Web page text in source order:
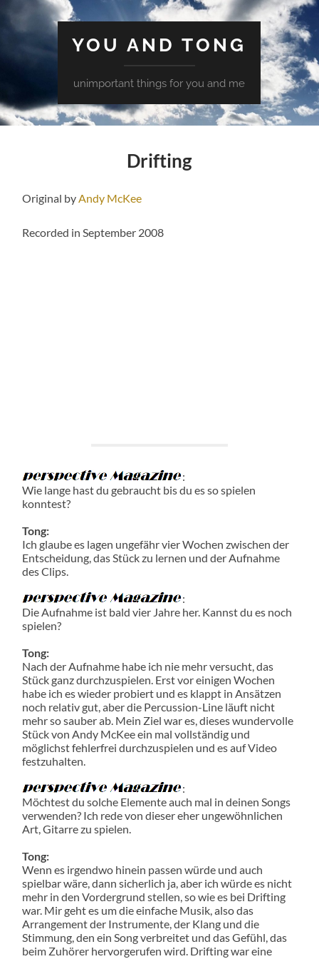
YOU AND TONG
unimportant things for you and me
Drifting
Original by Andy McKee
Recorded in September 2008
:
Wie lange hast du gebraucht bis du es so spielen
konntest?
Tong:
Ich glaube es lagen ungefähr vier Wochen zwischen der
Entscheidung, das Stück zu lernen und der Aufnahme
des Clips.
:
Die Aufnahme ist bald vier Jahre her. Kannst du es noch
spielen?
Tong:
Nach der Aufnahme habe ich nie mehr versucht, das
Stück ganz durchzuspielen. Erst vor einigen Wochen
habe ich es wieder probiert und es klappt in Ansätzen
noch relativ gut, aber die Percussion-Line läuft nicht
mehr so sauber ab. Mein Ziel war es, dieses wundervolle
Stück von Andy McKee ein mal vollständig und
möglichst fehlerfrei durchzuspielen und es auf Video
festzuhalten.
:
Möchtest du solche Elemente auch mal in deinen Songs
verwenden? Ich rede von dieser eher ungewöhnlichen
Art, Gitarre zu spielen.
Tong:
Wenn es irgendwo hinein passen würde und auch
spielbar wäre, dann sicherlich ja, aber ich würde es nicht
mehr in den Vordergrund stellen, so wie es bei Drifting
war. Mir geht es um die einfache Musik, also das
Arrangement der Instrumente, der Klang und die
Stimmung, den ein Song verbreitet und das Gefühl, das
beim Zuhörer hervorgerufen wird. Drifting war eine